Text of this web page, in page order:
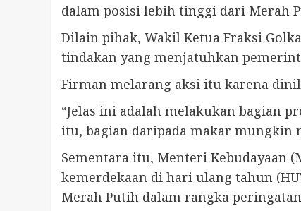
dalam posisi lebih tinggi dari Merah
Dilain pihak, Wakil Ketua Fraksi
tindakan yang menjatuhkan
Firman melarang aksi itu karena
“Jelas ini adalah melakukan bagian
itu, bagian daripada makar mungkin
Sementara itu, Menteri Kebudayaan
kemerdekaan di hari ulang tahun
Merah Putih dalam rangka